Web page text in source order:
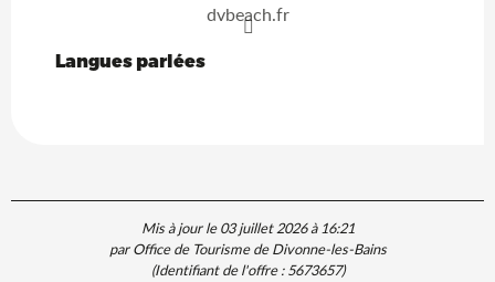
dvbeach.fr
Langues parlées
Langues parlées
Mis à jour le 03 juillet 2026 à 16:21
par Office de Tourisme de Divonne-les-Bains
(Identifiant de l'offre :5673657)